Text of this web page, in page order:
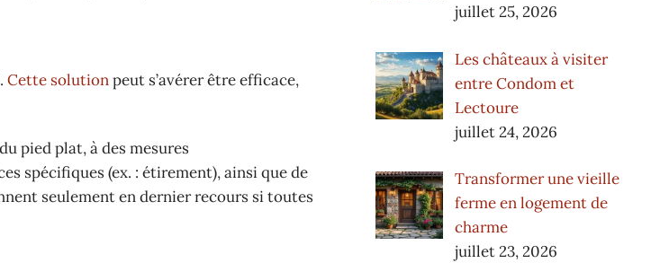
Cette solutionpeut s’avérer être efficace,
pied plat, à des mesures
spécifiques (ex. : étirement), ainsi que de
seulement en dernier recours si toutes
juillet 25, 2026
Les châteaux à visiter
entre Condom et
Lectoure
juillet 24, 2026
Transformer une vieille
ferme en logement de
charme
juillet 23, 2026